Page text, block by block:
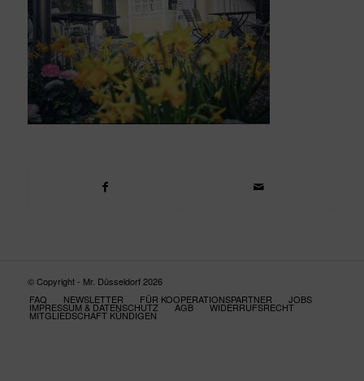
© Copyright - Mr. Düsseldorf 2026
FAQ
NEWSLETTER FÜR KOOPERATIONSPARTNER JOBS
IMPRESSUM & DATENSCHUTZ AGB WIDERRUFSRECHT
MITGLIEDSCHAFT KÜNDIGEN